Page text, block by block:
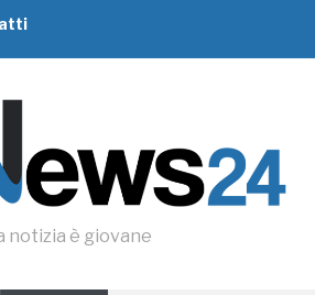
notizia è giovane